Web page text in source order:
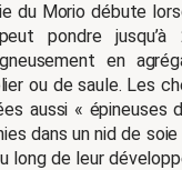
du Morio débute
pondre
en
ou de saule. Les
aussi « épineuses
dans un nid de
long de leur